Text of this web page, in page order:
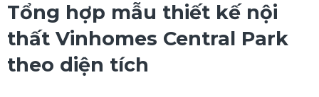
Tổng hợp mẫu thiết kế nội
thất Vinhomes Central Park
theo diện tích